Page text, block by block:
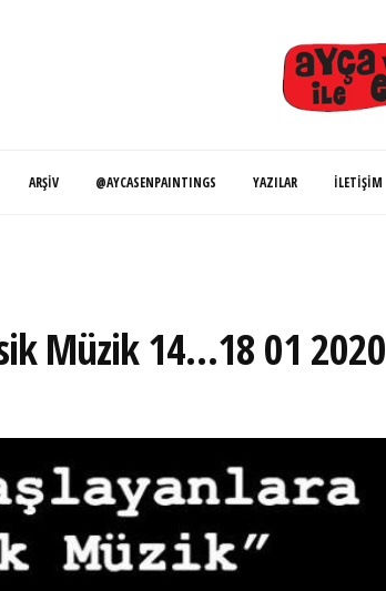
ARŞIV @AYCASENPAINTINGS YAZILAR İLETIŞIM
Müzik 14…18 01 2020